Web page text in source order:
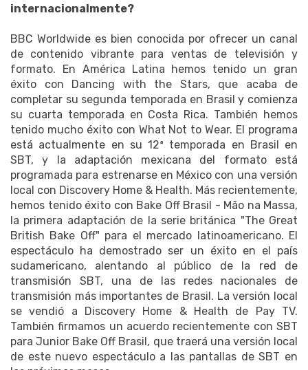
internacionalmente?
BBC Worldwide es bien conocida por ofrecer un canal
de contenido vibrante para ventas de televisión y
formato. En América Latina hemos tenido un gran
éxito con Dancing with the Stars, que acaba de
completar su segunda temporada en Brasil y comienza
su cuarta temporada en Costa Rica. También hemos
tenido mucho éxito con What Not to Wear. El programa
está actualmente en su 12ª temporada en Brasil en
SBT, y la adaptación mexicana del formato está
programada para estrenarse en México con una versión
local con Discovery Home & Health. Más recientemente,
hemos tenido éxito con Bake Off Brasil - Mão na Massa,
la primera adaptación de la serie británica "The Great
British Bake Off" para el mercado latinoamericano. El
espectáculo ha demostrado ser un éxito en el país
sudamericano, alentando al público de la red de
transmisión SBT, una de las redes nacionales de
transmisión más importantes de Brasil. La versión local
se vendió a Discovery Home & Health de Pay TV.
También firmamos un acuerdo recientemente con SBT
para Junior Bake Off Brasil, que traerá una versión local
de este nuevo espectáculo a las pantallas de SBT en